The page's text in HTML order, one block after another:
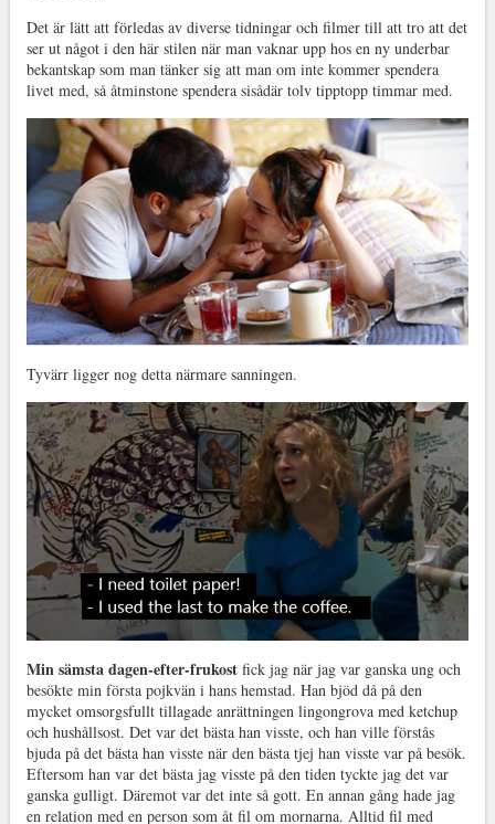
Det är lätt att förledas av diverse tidningar och filmer till att tro att det
ser ut något i den här stilen när man vaknar upp hos en ny underbar
bekantskap som man tänker sig att man om inte kommer spendera
livet med, så åtminstone spendera sisådär tolv tipptopp timmar med.
Tyvärr ligger nog detta närmare sanningen.
Min sämsta dagen-efter-frukostfick jag när jag var ganska ung och
besökte min första pojkvän i hans hemstad. Han bjöd då på den
mycket omsorgsfullt tillagade anrättningen lingongrova med ketchup
och hushållsost. Det var det bästa han visste, och han ville förstås
bjuda på det bästa han visste när den bästa tjej han visste var på besök.
Eftersom han var det bästa jag visste på den tiden tyckte jag det var
ganska gulligt. Däremot var det inte så gott. En annan gång hade jag
en relation med en person som åt fil om mornarna. Alltid fil med